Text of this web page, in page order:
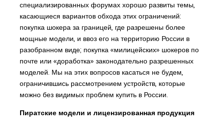
специализированных форумах хорошо развиты темы,
касающиеся вариантов обхода этих ограничений:
покупка шокера за границей, где разрешены более
мощные модели, и ввоз его на территорию России в
разобранном виде; покупка «милицейских» шокеров по
почте или «доработка» законодательно разрешенных
моделей. Мы на этих вопросов касаться не будем,
ограничившись рассмотрением устройств, которые
можно без видимых проблем купить в России.
Пиратские модели и лицензированная продукция